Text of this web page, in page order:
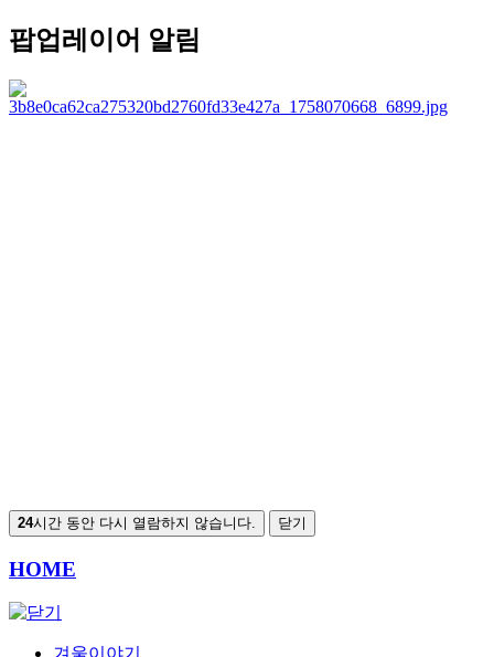
팝업레이어 알림
24시간 동안 다시 열람하지 않습니다. 닫기
HOME